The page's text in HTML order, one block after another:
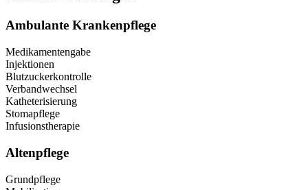
Ambulante Krankenpflege
Medikamentengabe
Injektionen
Blutzuckerkontrolle
Verbandwechsel
Katheterisierung
Stomapflege
Infusionstherapie
Altenpflege
Grundpflege